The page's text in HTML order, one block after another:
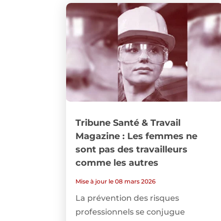
Tribune Santé & Travail
Magazine : Les femmes ne
sont pas des travailleurs
comme les autres
Mise à jour le 08 mars 2026
La prévention des risques
professionnels se conjugue